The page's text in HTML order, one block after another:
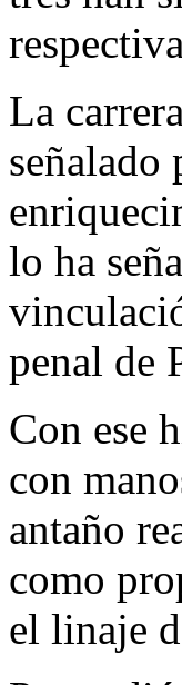
La
señalado
lo ha
penal de
Con ese
con
antaño
como
el linaje